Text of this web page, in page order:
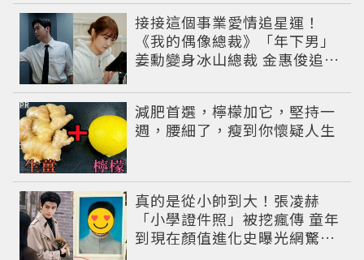
接接這個事業愛情追星運！
《我的偶像總裁》「年下男」
姜勳變身冰山總裁 金惠俊追星
減肥首選，檸檬加它，堅持一
週，腰細了，瘦到你懷疑人生
PR
真的是從小帥到大！張凌赫
「小學證件照」被挖瘋傳 童年
到現在顏值進化史曝光網驚：